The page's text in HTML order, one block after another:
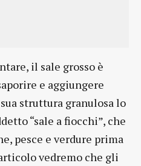
il sale grosso è
e aggiungere
struttura granulosa lo
“sale a fiocchi”, che
pesce e verdure prima
vedremo che gli